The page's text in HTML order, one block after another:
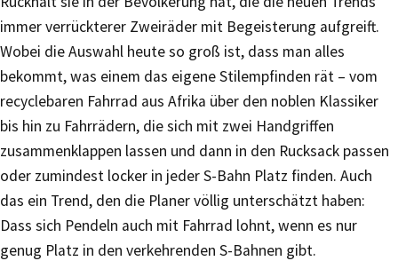
immer verrückterer Zweiräder mit Begeisterung aufgreift.
Wobei die Auswahl heute so groß ist, dass man alles
bekommt, was einem das eigene Stilempfinden rät – vom
recyclebaren Fahrrad aus Afrika über den noblen Klassiker
bis hin zu Fahrrädern, die sich mit zwei Handgriffen
zusammenklappen lassen und dann in den Rucksack passen
oder zumindest locker in jeder S-Bahn Platz finden. Auch
das ein Trend, den die Planer völlig unterschätzt haben:
Dass sich Pendeln auch mit Fahrrad lohnt, wenn es nur
genug Platz in den verkehrenden S-Bahnen gibt.